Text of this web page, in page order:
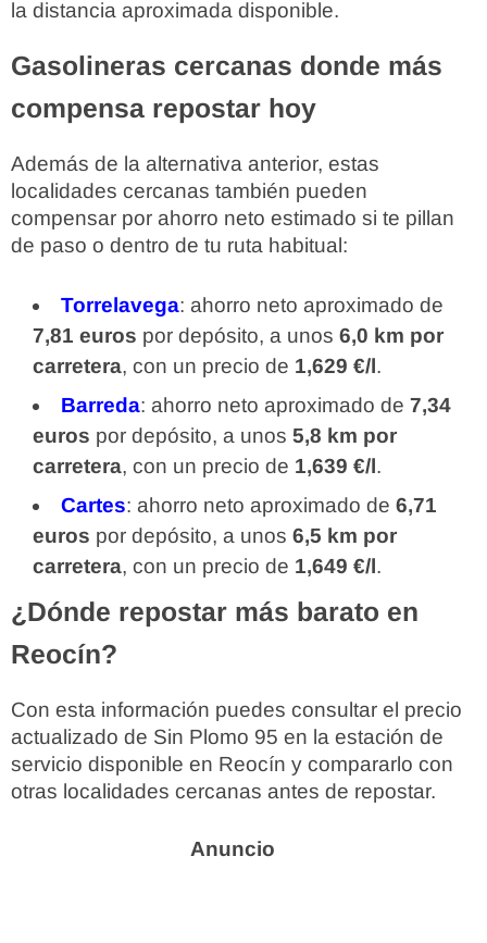
la distancia aproximada disponible.
Gasolineras cercanas donde más
compensa repostar hoy
Además de la alternativa anterior, estas
localidades cercanas también pueden
compensar por ahorro neto estimado si te pillan
de paso o dentro de tu ruta habitual:
Torrelavega: ahorro neto aproximado de
7,81 euros por depósito, a unos 6,0 km por
carretera, con un precio de 1,629 €/l.
Barreda: ahorro neto aproximado de 7,34
euros por depósito, a unos 5,8 km por
carretera, con un precio de 1,639 €/l.
Cartes: ahorro neto aproximado de 6,71
euros por depósito, a unos 6,5 km por
carretera, con un precio de 1,649 €/l.
¿Dónde repostar más barato en
Reocín?
Con esta información puedes consultar el precio
actualizado de Sin Plomo 95 en la estación de
servicio disponible en Reocín y compararlo con
otras localidades cercanas antes de repostar.